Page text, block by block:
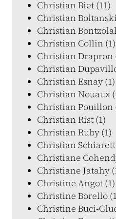
Christian Biet (11)
Christian
Christian
Christian Collin (1)
Christian Drapron
Christian
Christian Esnay (1)
Christian Nouaux
Christian Pouillon
Christian Rist (1)
Christian Ruby (1)
Christian
Christiane
Christiane Jatahy
Christine Angot (1)
Christine Borello
Christine Buci-